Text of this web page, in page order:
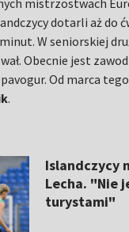
mistrzostwach
dotarli aż do
W seniorskiej
Obecnie jest
Od marca
.
Islandczycy
Lecha. "Nie
turystami"